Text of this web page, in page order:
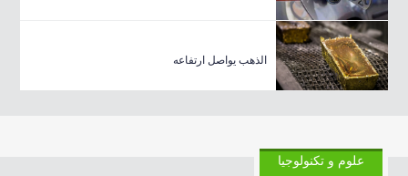
الذهب يواصل ارتفاعه
علوم و تكنولوجيا